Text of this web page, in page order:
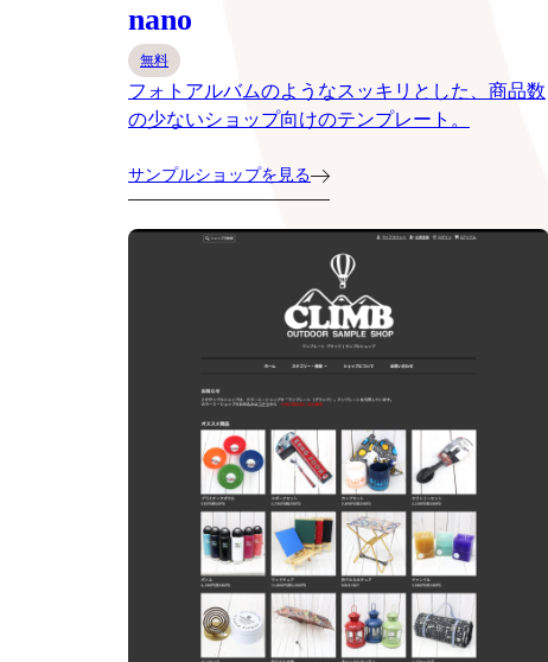
nano
無料
フォトアルバムのようなスッキリとした、商品数
の少ないショップ向けのテンプレート。
サンプルショップを見る